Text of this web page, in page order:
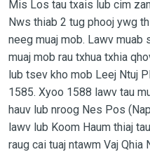
Mis Los tau txais lub cim
Nws thiab 2 tug phooj ywg
neeg muaj mob. Lawv muab
muaj mob rau txhua txhia
lub tsev kho mob Leej Ntuj
1585. Xyoo 1588 lawv tau
hauv lub nroog Nes Pos
lawv lub Koom Haum thiaj
raug cai tuaj ntawm Vaj